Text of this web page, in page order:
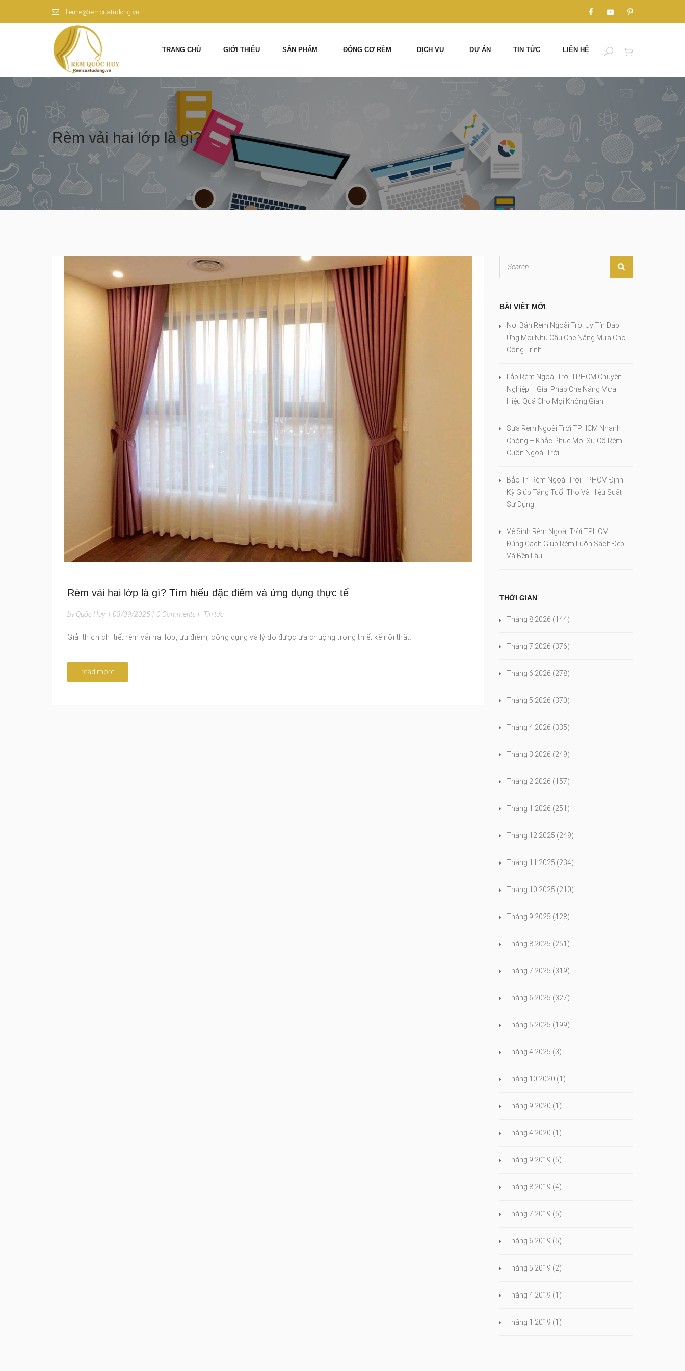
lienhe@remcuatudong.vn
TRANG CHỦ GIỚI THIỆU SẢN PHẨM ĐỘNG CƠ RÈM DỊCH VỤ DỰ ÁN TIN TỨC LIÊN HỆ
Rèm vải hai lớp là gì?
Rèm vải hai lớp là gì? Tìm hiểu đặc điểm và ứng dụng thực tế
by Quốc Huy | 03/09/2025 | 0 Comments | Tin tức
Giải thích chi tiết rèm vải hai lớp, ưu điểm, công dụng và lý do được ưa chuộng trong thiết kế nội thất.
read more
BÀI VIẾT MỚI
Nơi Bán Rèm Ngoài Trời Uy Tín Đáp
Ứng Mọi Nhu Cầu Che Nắng Mưa Cho
Công Trình
Lắp Rèm Ngoài Trời TPHCM Chuyên
Nghiệp – Giải Pháp Che Nắng Mưa
Hiệu Quả Cho Mọi Không Gian
Sửa Rèm Ngoài Trời TPHCM Nhanh
Chóng – Khắc Phục Mọi Sự Cố Rèm
Cuốn Ngoài Trời
Bảo Trì Rèm Ngoài Trời TPHCM Định
Kỳ Giúp Tăng Tuổi Thọ Và Hiệu Suất
Sử Dụng
Vệ Sinh Rèm Ngoài Trời TPHCM
Đúng Cách Giúp Rèm Luôn Sạch Đẹp
Và Bền Lâu
THỜI GIAN
Tháng 8 2026 (144)
Tháng 7 2026 (376)
Tháng 6 2026 (278)
Tháng 5 2026 (370)
Tháng 4 2026 (335)
Tháng 3 2026 (249)
Tháng 2 2026 (157)
Tháng 1 2026 (251)
Tháng 12 2025 (249)
Tháng 11 2025 (234)
Tháng 10 2025 (210)
Tháng 9 2025 (128)
Tháng 8 2025 (251)
Tháng 7 2025 (319)
Tháng 6 2025 (327)
Tháng 5 2025 (199)
Tháng 4 2025 (3)
Tháng 10 2020 (1)
Tháng 9 2020 (1)
Tháng 4 2020 (1)
Tháng 9 2019 (5)
Tháng 8 2019 (4)
Tháng 7 2019 (5)
Tháng 6 2019 (5)
Tháng 5 2019 (2)
Tháng 4 2019 (1)
Tháng 1 2019 (1)